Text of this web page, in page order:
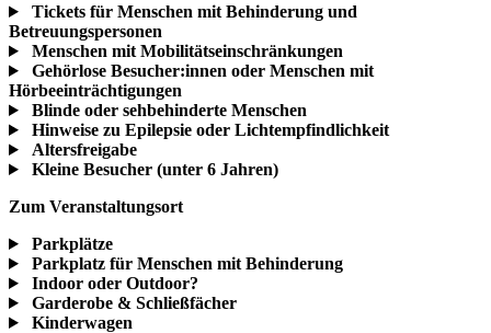
Tickets für Menschen mit Behinderung und
Betreuungspersonen
Menschen mit Mobilitätseinschränkungen
Gehörlose Besucher:innen oder Menschen mit
Hörbeeinträchtigungen
Blinde oder sehbehinderte Menschen
Hinweise zu Epilepsie oder Lichtempfindlichkeit
Altersfreigabe
Kleine Besucher (unter 6 Jahren)
Zum Veranstaltungsort
Parkplätze
Parkplatz für Menschen mit Behinderung
Indoor oder Outdoor?
Garderobe & Schließfächer
Kinderwagen